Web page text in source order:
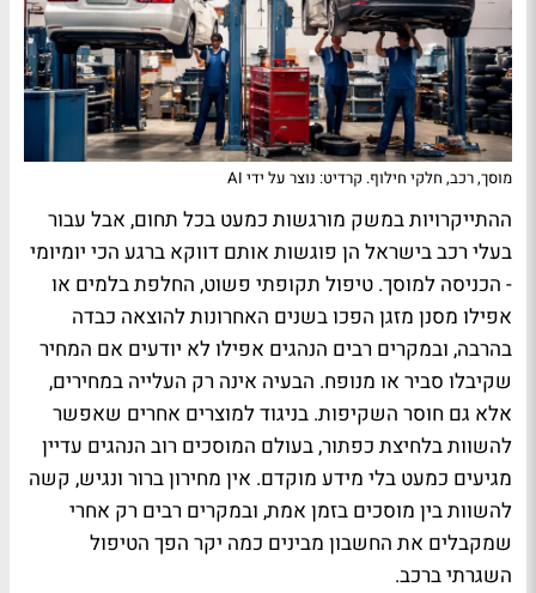
מוסך, רכב, חלקי חילוף. קרדיט: נוצר על ידי AI
ההתייקרויות במשק מורגשות כמעט בכל תחום, אבל עבור
בעלי רכב בישראל הן פוגשות אותם דווקא ברגע הכי יומיומי
- הכניסה למוסך. טיפול תקופתי פשוט, החלפת בלמים או
אפילו מסנן מזגן הפכו בשנים האחרונות להוצאה כבדה
בהרבה, ובמקרים רבים הנהגים אפילו לא יודעים אם המחיר
שקיבלו סביר או מנופח. הבעיה אינה רק העלייה במחירים,
אלא גם חוסר השקיפות. בניגוד למוצרים אחרים שאפשר
להשוות בלחיצת כפתור, בעולם המוסכים רוב הנהגים עדיין
מגיעים כמעט בלי מידע מוקדם. אין מחירון ברור ונגיש, קשה
להשוות בין מוסכים בזמן אמת, ובמקרים רבים רק אחרי
שמקבלים את החשבון מבינים כמה יקר הפך הטיפול
השגרתי ברכב.